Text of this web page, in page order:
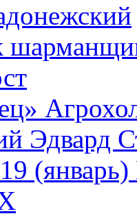
Эдвард
(январь)